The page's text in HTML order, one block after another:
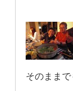
そのままで